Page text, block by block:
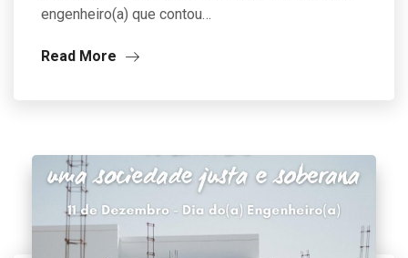
engenheiro(a) que contou…
Read More